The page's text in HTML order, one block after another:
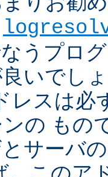
うプロ
いでし
レスは必
の もの
サーバ